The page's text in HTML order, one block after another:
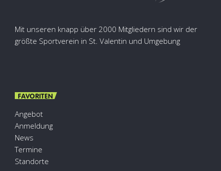
Mit unseren knapp über 2000 Mitgliedern sind wir der
größte Sportverein in St. Valentin und Umgebung
FAVORITEN
Angebot
Anmeldung
News
Termine
Standorte